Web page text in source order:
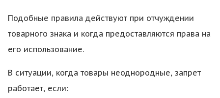
Подобные правила действуют при отчуждении
товарного знака и когда предоставляются права на
его использование.
В ситуации, когда товары неоднородные, запрет
работает, если: